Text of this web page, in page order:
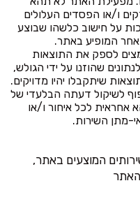
ו/או הפסדים העלולים
על חישוב כלשהו שבוצע
אחר המופיע באתר.
לספק את התוצאות
שהוזנו על ידי הגולש,
שיתקבלו יהיו מדויקים.
לשיקול דעתה הבלעדי של
אחראית לכל איחור ו/או
מתן השירות.
המוצעים באתר,
האתר